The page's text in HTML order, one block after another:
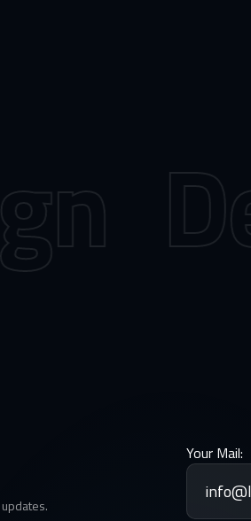
Your Mail: